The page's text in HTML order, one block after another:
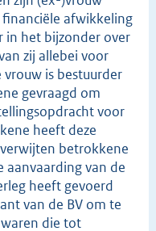
afwikkeling
in het bijzonder over
zij allebei voor
is bestuurder
gevraagd om
voor
heeft deze
betrokkene
aanvaarding van de
heeft gevoerd
van de BV om te
die tot